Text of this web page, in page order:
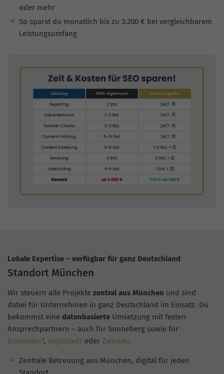
oder mehr
So sparst du monatlich bis zu 3.200 € bei vergleichbarem
Leistungsumfang
Lokale Expertise – verfügbar für ganz Deutschland
Standort München
Wir steuern alle Projekte zentral aus München und sind
dabei für Unternehmen in ganz Deutschland im Einsatz. Du
bekommst eine datenbasierte Umsetzung mit festen
Ansprechpartnern – auch für Sonneberg sowie für
Düsseldorf, Ingolstadt oder Zwickau.
Zentrale Betreuung aus München, digital für jeden